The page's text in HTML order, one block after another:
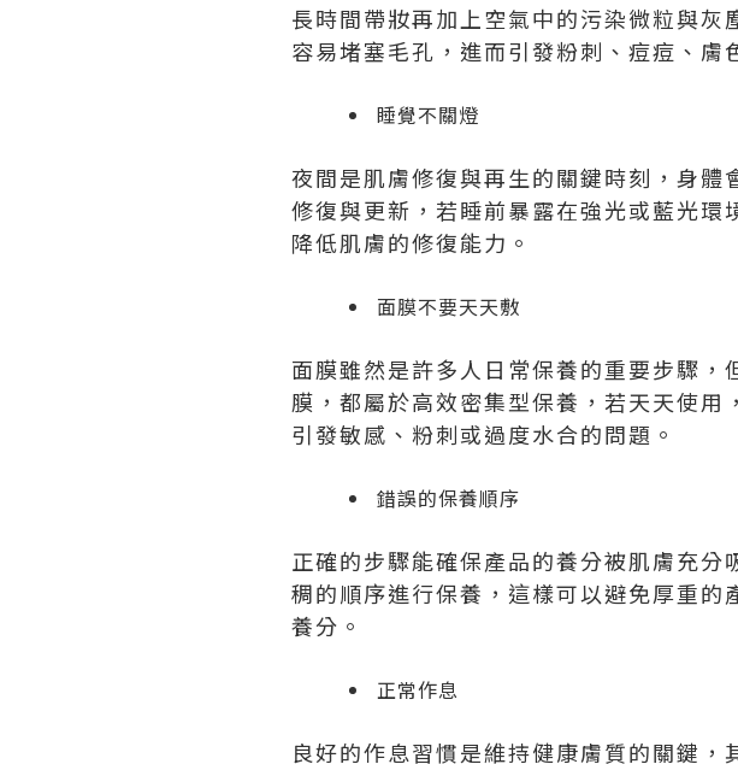
長時間帶妝再加上空氣中的污染微粒與灰
容易堵塞毛孔，進而引發粉刺、痘痘、膚
睡覺不關燈
夜間是肌膚修復與再生的關鍵時刻，身
修復與更新，若睡前暴露在強光或藍光
降低肌膚的修復能力。
面膜不要天天敷
面膜雖然是許多人日常保養的重要步驟
膜，都屬於高效密集型保養，若天天使
引發敏感、粉刺或過度水合的問題。
錯誤的保養順序
正確的步驟能確保產品的養分被肌膚充
稠的順序進行保養，這樣可以避免厚重
養分。
正常作息
良好的作息習慣是維持健康膚質的關鍵